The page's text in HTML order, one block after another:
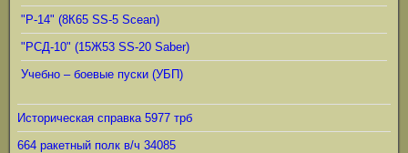
"Р-14" (8К65 SS-5 Scean)
"РСД-10" (15Ж53 SS-20 Saber)
Учебно – боевые пуски (УБП)
Историческая справка 5977 трб
664 ракетный полк в/ч 34085